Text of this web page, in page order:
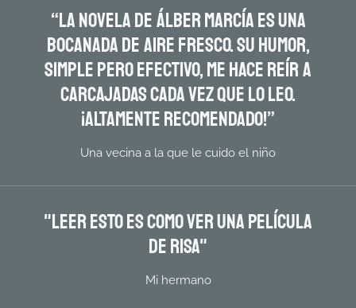
“La novela de Álber Marcía es una
bocanada de aire fresco. Su humor,
simple pero efectivo, me hace reír a
carcajadas cada vez que LO leo.
¡Altamente recomendado!”
Una vecina a la que le cuido el niño
"LEER ESTO ES COMO ver UNA PELÍCULA
DE RISA"
Mi hermano